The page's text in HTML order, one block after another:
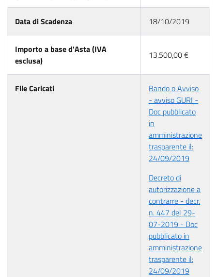
Data di Scadenza 18/10/2019
Importo a base d'Asta (IVA
esclusa)
13.500,00 €
File Caricati
Bando o Avviso
- avviso GURI -
Doc pubblicato
in
amministrazione
trasparente il:
24/09/2019
Decreto di
autorizzazione a
contrarre - decr.
n. 447 del 29-
07-2019 - Doc
pubblicato in
amministrazione
trasparente il:
24/09/2019